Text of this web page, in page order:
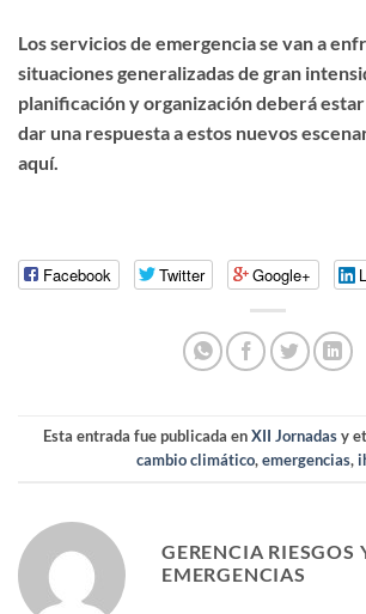
Los servicios de emergencia se van a
situaciones generalizadas de gran
planificación y organización deberá
dar una respuesta a estos nuevos
aquí.
Facebook Twitter Google+
Esta entrada fue publicada enXII Jornadasy
cambio climático,emergencias,
GERENCIA RIESGOS
EMERGENCIAS